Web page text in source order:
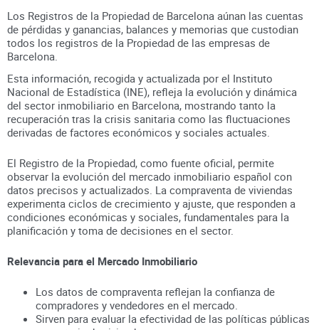
Los Registros de la Propiedad de Barcelona aúnan las cuentas
de pérdidas y ganancias, balances y memorias que custodian
todos los registros de la Propiedad de las empresas de
Barcelona
Esta información, recogida y actualizada por el Instituto
Nacional de Estadística (INE), refleja la evolución y dinámica
del sector inmobiliario en Barcelona, mostrando tanto la
recuperación tras la crisis sanitaria como las fluctuaciones
derivadas de factores económicos y sociales actuales.
El Registro de la Propiedad, como fuente oficial, permite
observar la evolución del mercado inmobiliario español con
datos precisos y actualizados. La compraventa de viviendas
experimenta ciclos de crecimiento y ajuste, que responden a
condiciones económicas y sociales, fundamentales para la
planificación y toma de decisiones en el sector.
Relevancia para el Mercado Inmobiliario
Los datos de compraventa reflejan la confianza de
compradores y vendedores en el mercado.
Sirven para evaluar la efectividad de las políticas públicas